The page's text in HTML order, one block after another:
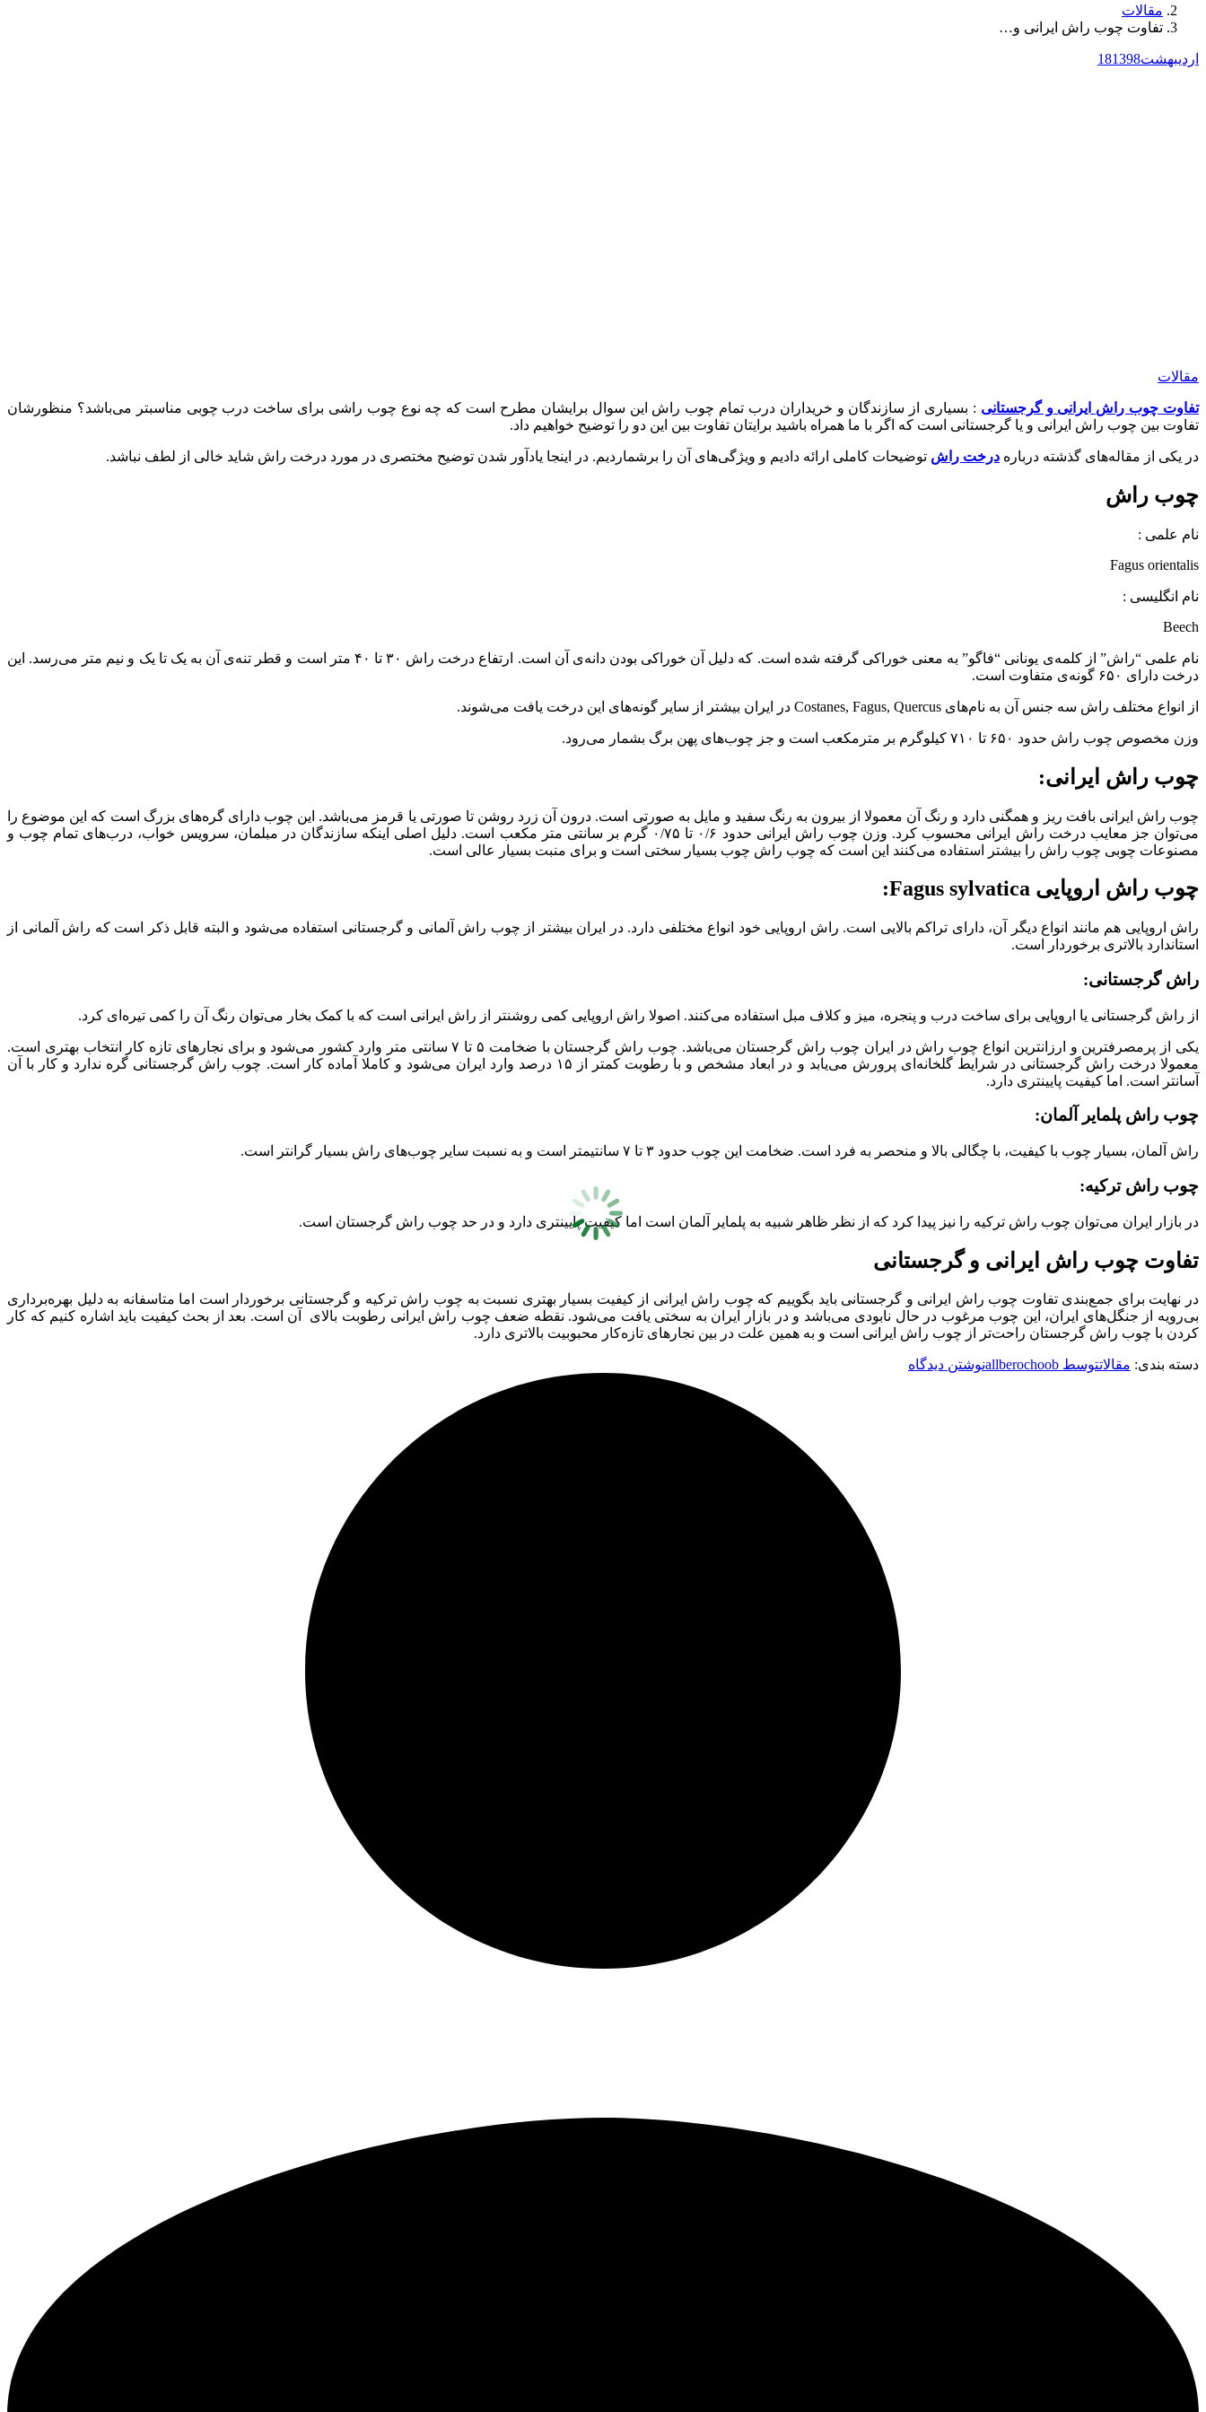
مقالات
تفاوت چوب راش ایرانی و…
اردیبهشت 181398
مقالات
تفاوت چوب راش ایرانی و گرجستانی : بسیاری از سازندگان و خریداران درب تمام چوب راش این سوال برایشان مطرح است که چه نوع چوب راشی برای ساخت درب چوبی مناسبتر می‌باشد؟ منظورشان
تفاوت بین چوب راش ایرانی و یا گرجستانی است که اگر با ما همراه باشید برایتان تفاوت بین این دو را توضیح خواهیم داد.
در یکی از مقاله‌های گذشته درباره درخت راش توضیحات کاملی ارائه دادیم و ویژگی‌های آن را برشماردیم. در اینجا یادآور شدن توضیح مختصری در مورد درخت راش شاید خالی از لطف نباشد.
چوب راش
نام علمی :
Fagus orientalis
نام انگلیسی :
Beech
نام علمی “راش” از کلمه‌ی یونانی “فاگو” به معنی خوراکی گرفته شده است. که دلیل آن خوراکی بودن دانه‌ی آن است. ارتفاع درخت راش ۳۰ تا ۴۰ متر است و قطر تنه‌ی آن به یک تا یک و نیم متر می‌رسد. این
درخت دارای ۶۵۰ گونه‌ی متفاوت است.
از انواع مختلف راش سه جنس آن به نام‌های Costanes, Fagus, Quercus در ایران بیشتر از سایر گونه‌های این درخت یافت می‌شوند.
وزن مخصوص چوب راش حدود ۶۵۰ تا ۷۱۰ کیلوگرم بر مترمکعب است و جز چوب‌های پهن برگ بشمار می‌رود.
چوب راش ایرانی:
چوب راش ایرانی بافت ریز و همگنی دارد و رنگ آن معمولا از بیرون به رنگ سفید و مایل به صورتی است. درون آن زرد روشن تا صورتی یا قرمز می‌باشد. این چوب دارای گره‌های بزرگ است که این موضوع را
می‌توان جز معایب درخت راش ایرانی محسوب کرد. وزن چوب راش ایرانی حدود ۰/۶ تا ۰/۷۵ گرم بر سانتی متر مکعب است. دلیل اصلی اینکه سازندگان در مبلمان، سرویس خواب، درب‌های تمام چوب و
مصنوعات چوبی چوب راش را بیشتر استفاده می‌کنند این است که چوب راش چوب بسیار سختی است و برای منبت بسیار عالی است.
چوب راش اروپایی Fagus sylvatica:
راش اروپایی هم مانند انواع دیگر آن، دارای تراکم بالایی است. راش اروپایی خود انواع مختلفی دارد. در ایران بیشتر از چوب راش آلمانی و گرجستانی استفاده می‌شود و البته قابل ذکر است که راش آلمانی از
استاندارد بالاتری برخوردار است.
راش گرجستانی:
از راش گرجستانی یا اروپایی برای ساخت درب و پنجره، میز و کلاف مبل استفاده می‌کنند. اصولا راش اروپایی کمی روشنتر از راش ایرانی است که با کمک بخار می‌توان رنگ آن را کمی تیره‌ای کرد.
یکی از پرمصرفترین و ارزانترین انواع چوب‌ راش در ایران چوب راش گرجستان می‌باشد. چوب راش گرجستان با ضخامت ۵ تا ۷ سانتی متر وارد کشور می‌شود و برای نجارهای تازه کار انتخاب بهتری است.
معمولا درخت راش گرجستانی در شرایط گلخانه‌ای پرورش می‌یابد و در ابعاد مشخص و با رطوبت کمتر از ۱۵ درصد وارد ایران می‌شود و کاملا آماده کار است. چوب راش گرجستانی گره ندارد و کار با آن
آسانتر است. اما کیفیت پایینتری دارد.
چوب راش پلمایر آلمان:
راش آلمان، بسیار چوب با کیفیت، با چگالی بالا و منحصر به فرد است. ضخامت این چوب حدود ۳ تا ۷ سانتیمتر است و به نسبت سایر چوب‌های راش بسیار گرانتر است.
چوب راش ترکیه:
در بازار ایران می‌توان چوب راش ترکیه را نیز پیدا کرد که از نظر ظاهر شبیه به پلمایر آلمان است اما کیفیت پایینتری دارد و در حد چوب راش گرجستان است.
تفاوت چوب راش ایرانی و گرجستانی
در نهایت برای جمع‌بندی تفاوت چوب راش ایرانی و گرجستانی باید بگوییم که چوب راش ایرانی از کیفیت بسیار بهتری نسبت به چوب راش ترکیه و گرجستانی برخوردار است اما متاسفانه به دلیل بهره‌برداری
بی‌رویه از جنگل‌های ایران، این چوب مرغوب در حال نابودی می‌باشد و در بازار ایران به سختی یافت می‌شود. نقطه ضعف چوب راش ایرانی رطوبت بالای آن است. بعد از بحث کیفیت باید اشاره کنیم که کار
کردن با چوب راش گرجستان راحت‌تر از چوب راش ایرانی است و به همین علت در بین نجارهای تازه‌کار محبوبیت بالاتری دارد.
دسته بندی: مقالاتتوسط allberochoobنوشتن دیدگاه